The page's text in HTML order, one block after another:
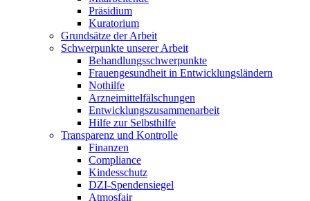
Präsidium
Kuratorium
Grundsätze der Arbeit
Schwerpunkte unserer Arbeit
Behandlungs­schwerpunkte
Frauengesundheit in Entwicklungsländern
Nothilfe
Arzneimittel­fälschungen
Entwicklungs­zusammenarbeit
Hilfe zur Selbsthilfe
Transparenz und Kontrolle
Finanzen
Compliance
Kindesschutz
DZI-Spendensiegel
Atmosfair